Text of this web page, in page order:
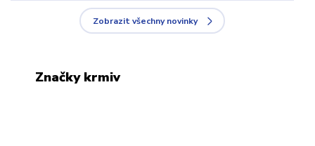
Zobrazit všechny novinky
Značky krmiv